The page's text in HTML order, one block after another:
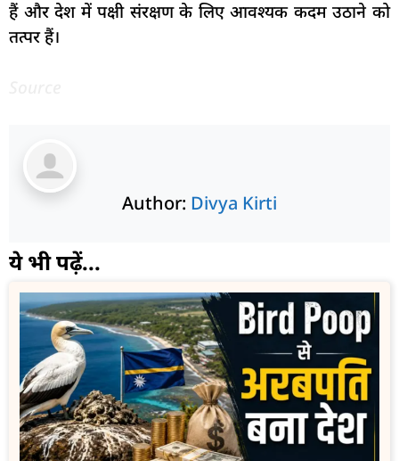
हैं और देश में पक्षी संरक्षण के लिए आवश्यक कदम उठाने को
तत्पर हैं।
Author: Divya Kirti
ये भी पढ़ें...